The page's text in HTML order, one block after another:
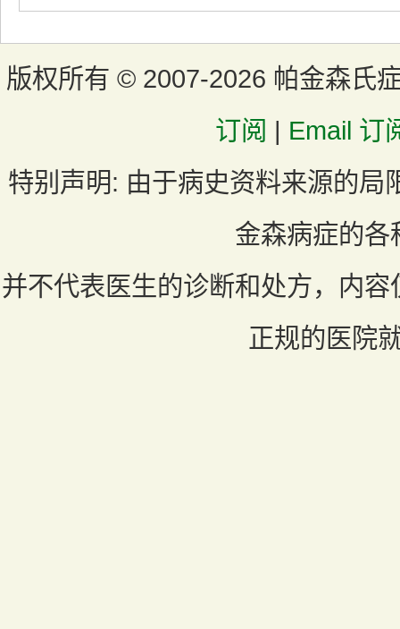
版权所有 © 2007-2026 帕金森氏
订阅 | Email 订
特别声明: 由于病史资料来源的局
金森病症的各
并不代表医生的诊断和处方，内
正规的医院